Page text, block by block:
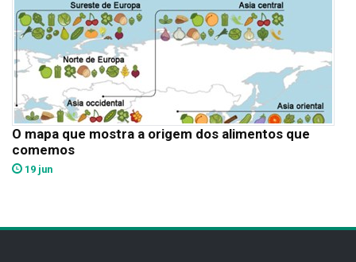
O mapa que mostra a origem dos alimentos que
comemos
19 jun